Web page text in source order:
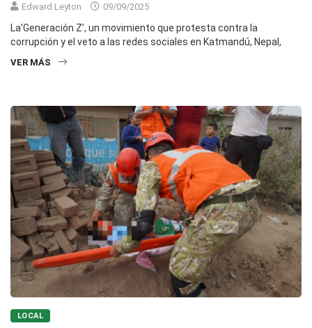
Edward Leyton 09/09/2025
La’Generación Z’, un movimiento que protesta contra la
corrupción y el veto a las redes sociales en Katmandú, Nepal,
VER MÁS
LOCAL